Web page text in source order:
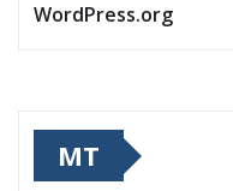
WordPress.org
MT